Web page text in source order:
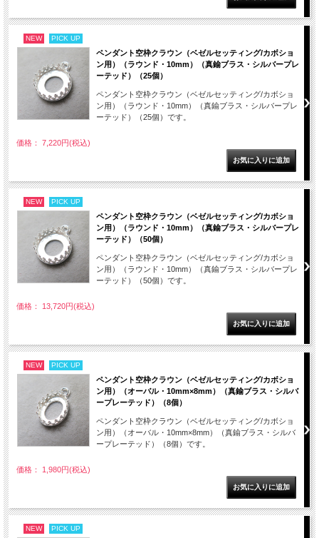
NEW PICK UP
ペンダント空枠クラウン（ベゼルセッティング/カボショ
ン用）（ラウンド・10mm）（真鍮ブラス・シルバープレ
ーテッド）（25個）
ペンダント空枠クラウン（ベゼルセッティング/カボショ
ン用）（ラウンド・10mm）（真鍮ブラス・シルバープレ
ーテッド）（25個）です。
価格： 7,220円(税込)
NEW PICK UP
ペンダント空枠クラウン（ベゼルセッティング/カボショ
ン用）（ラウンド・10mm）（真鍮ブラス・シルバープレ
ーテッド）（50個）
ペンダント空枠クラウン（ベゼルセッティング/カボショ
ン用）（ラウンド・10mm）（真鍮ブラス・シルバープレ
ーテッド）（50個）です。
価格： 13,720円(税込)
NEW PICK UP
ペンダント空枠クラウン（ベゼルセッティング/カボショ
ン用）（オーバル・10mm×8mm）（真鍮ブラス・シルバ
ープレーテッド）（8個）
ペンダント空枠クラウン（ベゼルセッティング/カボショ
ン用）（オーバル・10mm×8mm）（真鍮ブラス・シルバ
ープレーテッド）（8個）です。
価格： 1,980円(税込)
NEW PICK UP